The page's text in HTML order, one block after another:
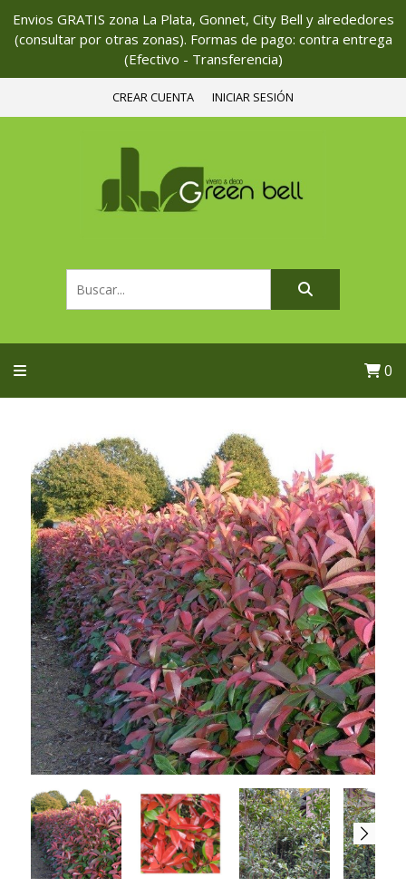
Envios GRATIS zona La Plata, Gonnet, City Bell y alrededores
(consultar por otras zonas). Formas de pago: contra entrega
(Efectivo - Transferencia)
CREAR CUENTA INICIAR SESIÓN
0